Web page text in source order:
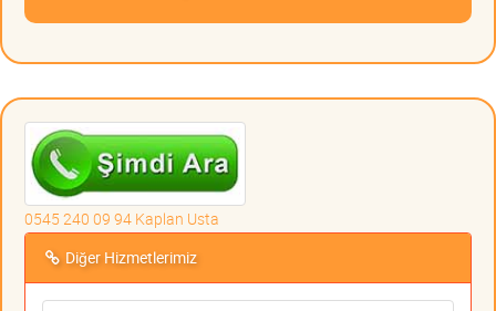
0545 240 09 94 Kaplan Usta
Diğer Hizmetlerimiz